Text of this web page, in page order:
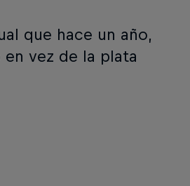
que hace un año,
vez de la plata